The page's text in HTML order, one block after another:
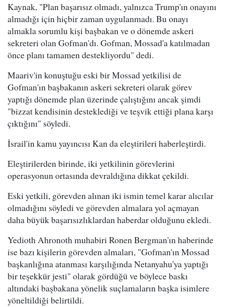
Kaynak, "Plan başarısız olmadı, yalnızca Trump'ın onayını
almadığı için hiçbir zaman uygulanmadı. Bu onayı
almakla sorumlu kişi başbakan ve o dönemde askeri
sekreteri olan Gofman'dı. Gofman, Mossad'a katılmadan
önce planı tamamen destekliyordu" dedi.
Maariv'in konuştuğu eski bir Mossad yetkilisi de
Gofman'ın başbakanın askeri sekreteri olarak görev
yaptığı dönemde plan üzerinde çalıştığını ancak şimdi
"bizzat kendisinin desteklediği ve teşvik ettiği plana karşı
çıktığını" söyledi.
İsrail'in kamu yayıncısı Kan da eleştirileri haberleştirdi.
Eleştirilerden birinde, iki yetkilinin görevlerini
operasyonun ortasında devraldığına dikkat çekildi.
Eski yetkili, görevden alınan iki ismin temel karar alıcılar
olmadığını söyledi ve görevden almalara yol açmayan
daha büyük başarısızlıklardan haberdar olduğunu ekledi.
Yedioth Ahronoth muhabiri Ronen Bergman'ın haberinde
ise bazı kişilerin görevden almaları, "Gofman'ın Mossad
başkanlığına atanması karşılığında Netanyahu'ya yaptığı
bir teşekkür jesti" olarak gördüğü ve böylece baskı
altındaki başbakana yönelik suçlamaların başka isimlere
yöneltildiği belirtildi.